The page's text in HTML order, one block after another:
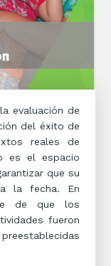
evaluación de
del éxito de
reales de
es el espacio
que su
la fecha. En
de que los
fueron